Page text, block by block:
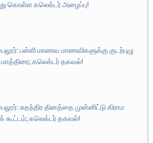
கொள்ள கலெக்டர் அழைப்பு!
பள்ளி மாணவ மாணவிகளுக்கு குடற்புழு
கலெக்டர் தகவல்!
சுதந்திர தினத்தை முன்னிட்டு கிராம
கூட்டம்; கலெக்டர் தகவல்!